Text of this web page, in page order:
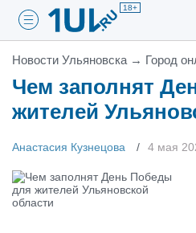
18+
Новости Ульяновска → Город
Чем заполнят
жителей
Анастасия Кузнецова 4 мая